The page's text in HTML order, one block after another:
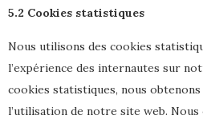
5.2 Cookies statistiques
Nous utilisons des cookies
l’expérience des internautes sur
cookies statistiques, nous
l’utilisation de notre site web. Nous